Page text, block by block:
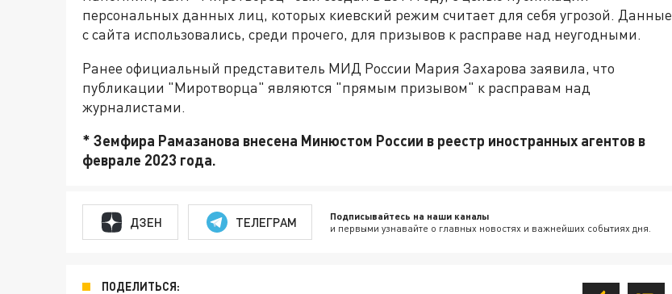
персональных данных лиц, которых киевский режим считает для себя угрозой. Данные
с сайта использовались, среди прочего, для призывов к расправе над неугодными.
Ранее официальный представитель МИД России Мария Захарова заявила, что
публикации "Миротворца" являются "прямым призывом" к расправам над
журналистами.
* Земфира Рамазанова внесена Минюстом России в реестр иностранных агентов в
феврале 2023 года.
ДЗЕН ТЕЛЕГРАМ Подписывайтесь на наши каналы
и первыми узнавайте о главных новостях и важнейших событиях дня.
ПОДЕЛИТЬСЯ: